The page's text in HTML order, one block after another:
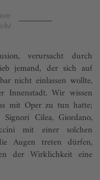
verursacht durch
jemand, der sich auf
nicht einlassen wollte,
Innenstadt. Wir wissen
mit Oper zu tun hatte;
Cilea, Giordano,
mit einer solchen
Augen treten dürfen,
der Wirklichkeit eine